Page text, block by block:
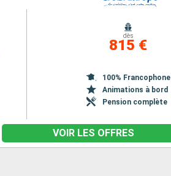
dès
815 €
100% Francophone
Animations à bord
Pension complète
VOIR LES OFFRES